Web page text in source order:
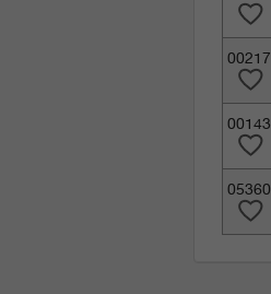
00217
00143
05360